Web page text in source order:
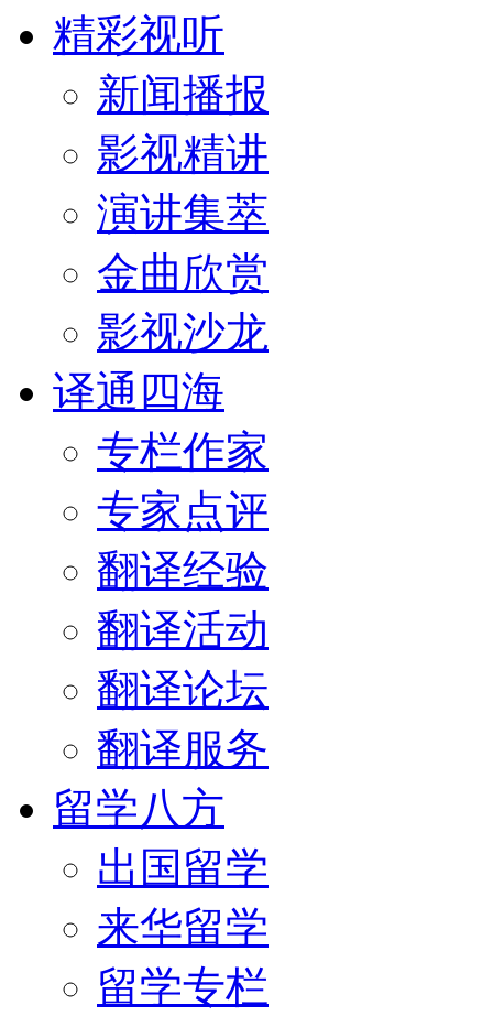
精彩视听
新闻播报
影视精讲
演讲集萃
金曲欣赏
影视沙龙
译通四海
专栏作家
专家点评
翻译经验
翻译活动
翻译论坛
翻译服务
留学八方
出国留学
来华留学
留学专栏